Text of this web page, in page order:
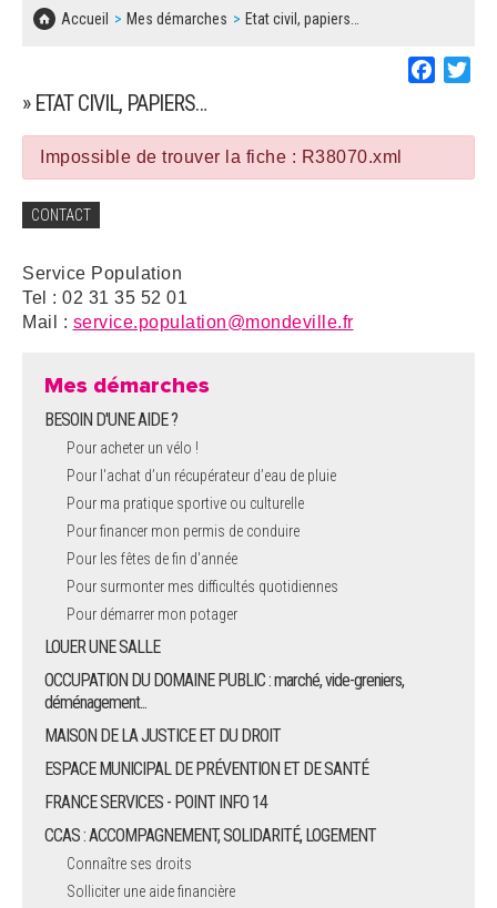
Accueil Mes démarches Etat civil, papiers…
» ETAT CIVIL, PAPIERS…
Impossible de trouver la fiche : R38070.xml
CONTACT
Service Population
Tel : 02 31 35 52 01
Mail : service.population@mondeville.fr
Mes démarches
BESOIN D'UNE AIDE ?
Pour acheter un vélo !
Pour l'achat d’un récupérateur d’eau de pluie
Pour ma pratique sportive ou culturelle
Pour financer mon permis de conduire
Pour les fêtes de fin d'année
Pour surmonter mes difficultés quotidiennes
Pour démarrer mon potager
LOUER UNE SALLE
OCCUPATION DU DOMAINE PUBLIC : marché, vide-greniers,
déménagement...
MAISON DE LA JUSTICE ET DU DROIT
ESPACE MUNICIPAL DE PRÉVENTION ET DE SANTÉ
FRANCE SERVICES - POINT INFO 14
CCAS : ACCOMPAGNEMENT, SOLIDARITÉ, LOGEMENT
Connaître ses droits
Solliciter une aide financière
CONCERTATIONS PUBLIQUES
SOLIDARITÉ, LOGEMENT
EMPLOI
URBANISME
POLICE MUNICIPALE
BESOIN D'UNE AIDE ?
LES ASSOCIATIONS
MARCHÉS PUBLICS
SUR LES RISQUES MAJEURS
REGLEMENT LOCAL DE PUBLICITÉ
DECLARATION DE DEMARCHAGE
DOSSIER DE DEMANDE DE SUBVENTION
DEMANDE DE PRÊT DE MATERIEL
FICHE D'ORGANISATION MANIFESTATION
PLAN D'ACTION MUNICIPAL
ARRÊTÉS MUNICIPAUX